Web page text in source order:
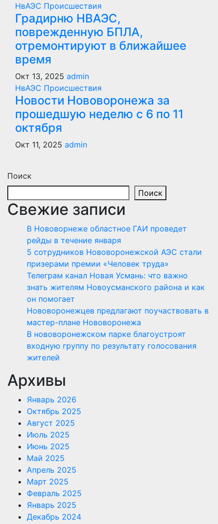
НвАЭС Происшествия
Градирню НВАЭС,
поврежденную БПЛА,
отремонтируют в ближайшее
время
Окт 13, 2025 admin
НвАЭС Происшествия
Новости Нововоронежа за
прошедшую неделю с 6 по 11
октября
Окт 11, 2025 admin
Поиск
Поиск
Свежие записи
В Нововорнеже областное ГАИ проведет
рейды в течение января
5 сотрудников Нововоронежской АЭС стали
призерами премии «Человек труда»
Телеграм канал Новая Усмань: что важно
знать жителям Новоусманского района и как
он помогает
Нововоронежцев предлагают поучаствовать в
мастер-плане Нововоронежа
В нововоронежском парке благоустроят
входную группу по результату голосования
жителей
Архивы
Январь 2026
Октябрь 2025
Август 2025
Июль 2025
Июнь 2025
Май 2025
Апрель 2025
Март 2025
Февраль 2025
Январь 2025
Декабрь 2024